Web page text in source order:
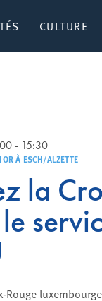
CULTURE
- 15:30
À ESCH/ALZETTE
la